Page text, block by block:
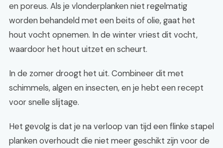
en poreus. Als je vlonderplanken niet regelmatig
worden behandeld met een beits of olie, gaat het
hout vocht opnemen. In de winter vriest dit vocht,
waardoor het hout uitzet en scheurt.
In de zomer droogt het uit. Combineer dit met
schimmels, algen en insecten, en je hebt een recept
voor snelle slijtage.
Het gevolg is dat je na verloop van tijd een flinke stapel
planken overhoudt die niet meer geschikt zijn voor de